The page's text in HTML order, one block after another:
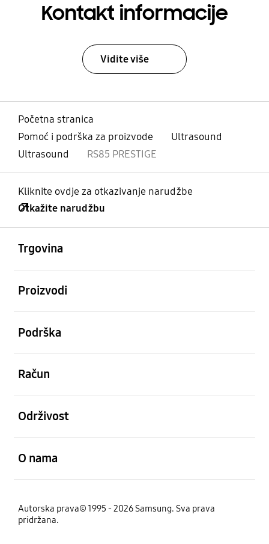
Kontakt informacije
Vidite više
Početna stranica
Pomoć i podrška za proizvode
Ultrasound
Ultrasound
RS85 PRESTIGE
Kliknite ovdje za otkazivanje narudžbe
Otkažite narudžbu
Trgovina
Proizvodi
Podrška
Račun
Održivost
O nama
Autorska prava© 1995 - 2026 Samsung. Sva prava
pridržana.